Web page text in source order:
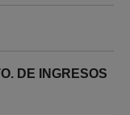
DE INGRESOS